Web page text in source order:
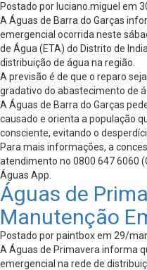
Postado por luciano.miguel em
A Águas de Barra do Garças
emergencial ocorrida neste
de Água (ETA) do Distrito de
distribuição de água na região.
A previsão é de que o reparo
gradativo do abastecimento de
A Águas de Barra do Garças
causado e orienta a população
consciente, evitando o
Para mais informações, a
atendimento no 0800 647 6060
Águas App.
Águas de
Manutenção
Postado por paintbox em 29/
A Águas de Primavera informa
emergencial na rede de